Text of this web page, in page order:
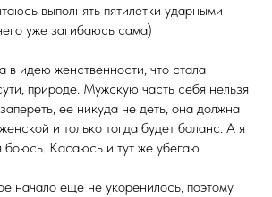
выполнять пятилетки ударными
уже загибаюсь сама)
в идею женственности, что стала
природе. Мужскую часть себя нельзя
ее никуда не деть, она должна
и только тогда будет баланс. А я
боюсь. Касаюсь и тут же убегаю
начало еще не укоренилось, поэтому